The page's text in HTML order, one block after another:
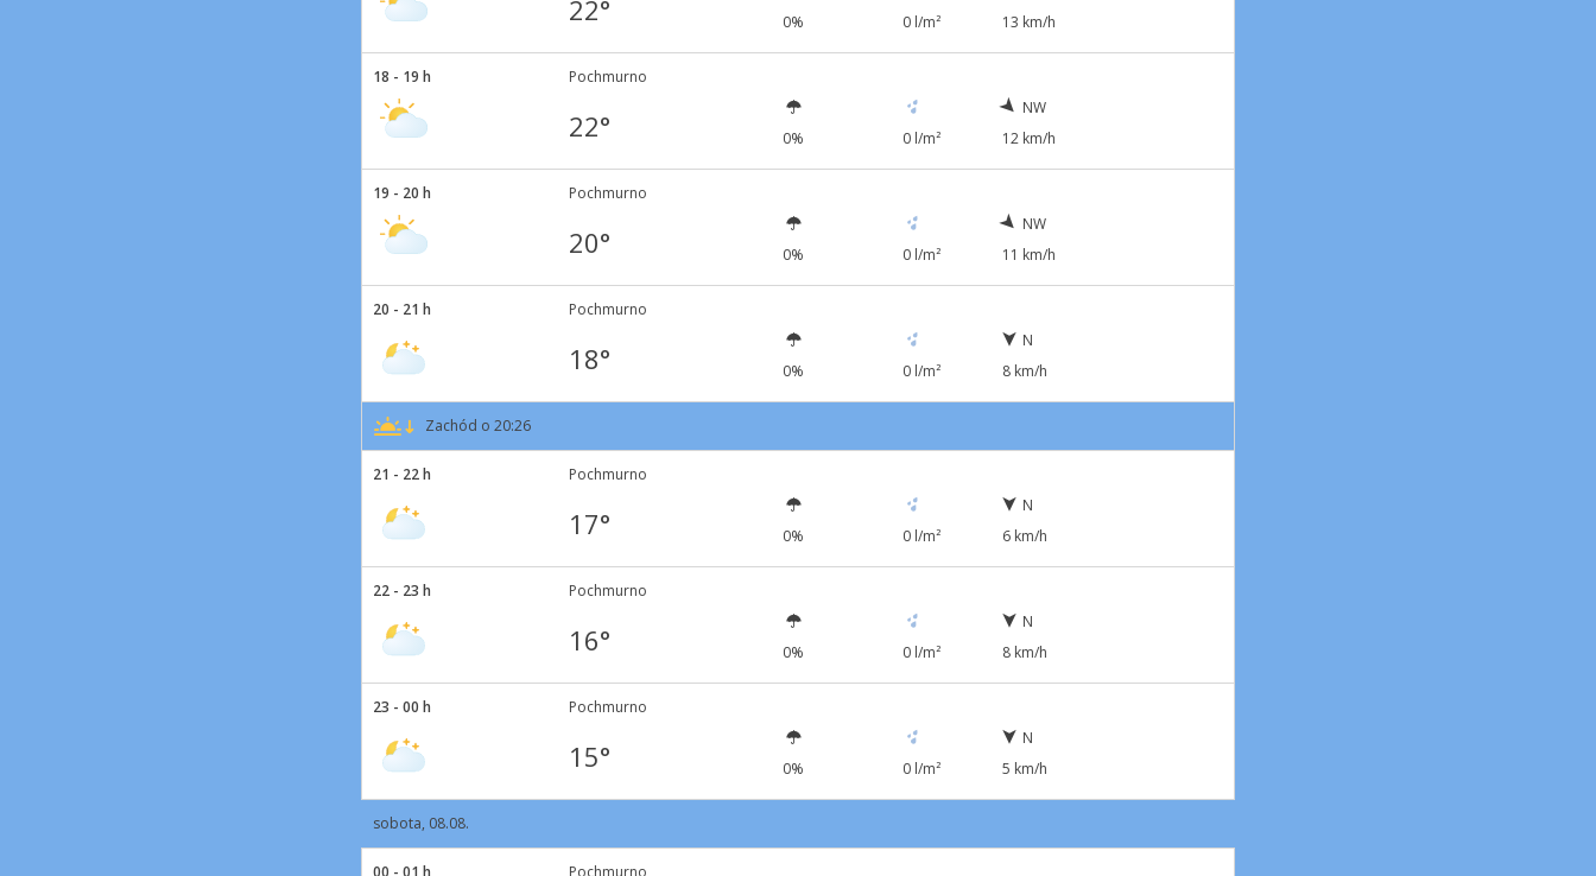
22° 0% 0 l/m²
13 km/h
18 - 19 h Pochmurno
22° 0% 0 l/m²
NW
12 km/h
19 - 20 h Pochmurno
20° 0% 0 l/m²
NW
11 km/h
20 - 21 h Pochmurno
18° 0% 0 l/m²
N
8 km/h
Zachód o 20:26
21 - 22 h Pochmurno
17° 0% 0 l/m²
N
6 km/h
22 - 23 h Pochmurno
16° 0% 0 l/m²
N
8 km/h
23 - 00 h Pochmurno
15° 0% 0 l/m²
N
5 km/h
sobota, 08.08.
00 - 01 h Pochmurno